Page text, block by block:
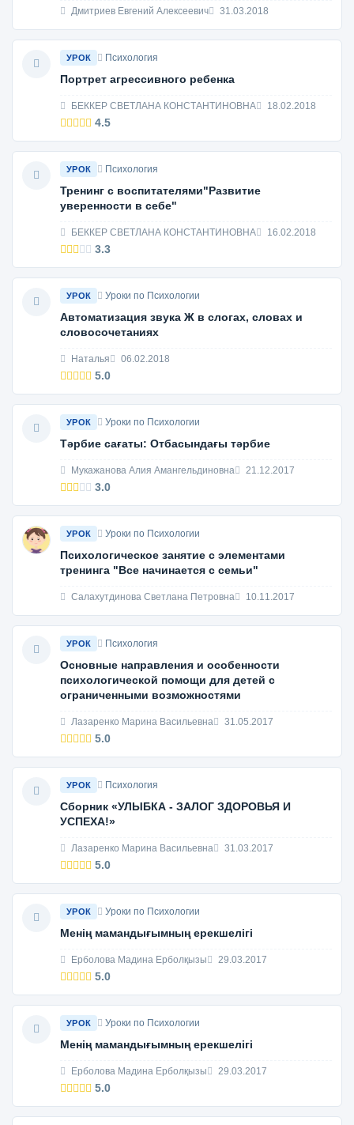
Дмитриев Евгений Алексеевич 31.03.2018
УРОК Психология
Портрет агрессивного ребенка
БЕККЕР СВЕТЛАНА КОНСТАНТИНОВНА 18.02.2018
4.5
УРОК Психология
Тренинг с воспитателями"Развитие
уверенности в себе"
БЕККЕР СВЕТЛАНА КОНСТАНТИНОВНА 16.02.2018
3.3
УРОК Уроки по Психологии
Автоматизация звука Ж в слогах, словах и
словосочетаниях
Наталья 06.02.2018
5.0
УРОК Уроки по Психологии
Тәрбие сағаты: Отбасындағы тәрбие
Мукажанова Алия Амангельдиновна 21.12.2017
3.0
УРОК Уроки по Психологии
Психологическое занятие с элементами
тренинга "Все начинается с семьи"
Салахутдинова Светлана Петровна 10.11.2017
УРОК Психология
Основные направления и особенности
психологической помощи для детей с
ограниченными возможностями
Лазаренко Марина Васильевна 31.05.2017
5.0
УРОК Психология
Сборник «УЛЫБКА - ЗАЛОГ ЗДОРОВЬЯ И
УСПЕХА!»
Лазаренко Марина Васильевна 31.03.2017
5.0
УРОК Уроки по Психологии
Менің мамандығымның ерекшелігі
Ерболова Мадина Ерболқызы 29.03.2017
5.0
УРОК Уроки по Психологии
Менің мамандығымның ерекшелігі
Ерболова Мадина Ерболқызы 29.03.2017
5.0